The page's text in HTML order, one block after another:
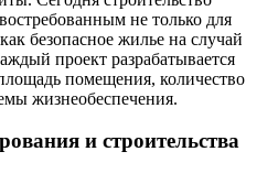
не только для
безопасное жилье на случай
проект разрабатывается
помещения, количество
жизнеобеспечения.
и строительства